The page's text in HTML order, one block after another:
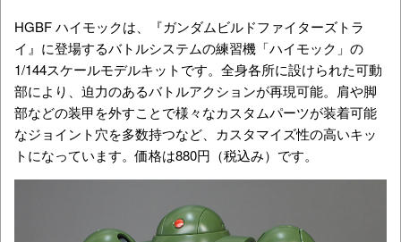
HGBF ハイモックは、『ガンダムビルドファイターズトラ
イ』に登場するバトルシステムの練習機「ハイモック」の
1/144スケールモデルキットです。全身各所に設けられた可動
部により、迫力のあるバトルアクションが再現可能。肩や脚
部などの装甲を外すことで様々なカスタムパーツが装着可能
なジョイント穴を多数持つなど、カスタマイズ性の高いキッ
トになっています。価格は880円（税込み）です。